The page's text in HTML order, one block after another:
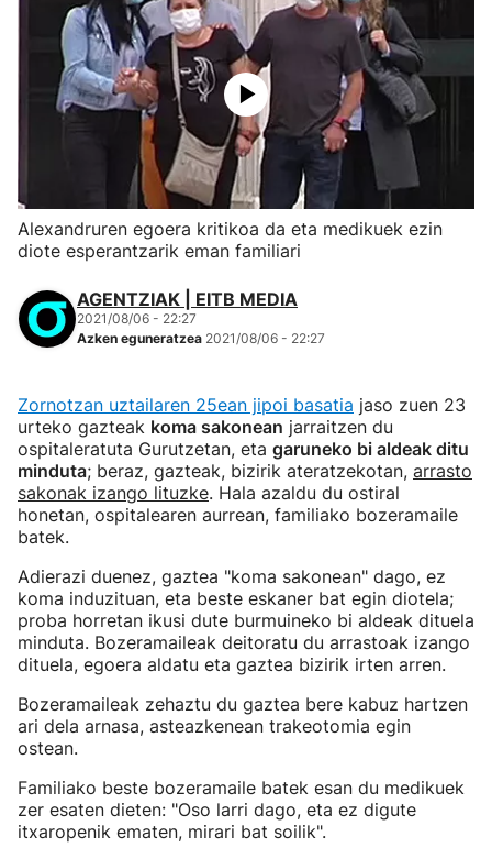
Alexandruren egoera kritikoa da eta medikuek ezin
diote esperantzarik eman familiari
AGENTZIAK | EITB MEDIA
2021/08/06 - 22:27
Azken eguneratzea 2021/08/06 - 22:27
Zornotzan uztailaren 25ean jipoi basatia jaso zuen 23
urteko gazteak koma sakonean jarraitzen du
ospitaleratuta Gurutzetan, eta garuneko bi aldeak ditu
minduta; beraz, gazteak, bizirik ateratzekotan, arrasto
sakonak izango lituzke. Hala azaldu du ostiral
honetan, ospitalearen aurrean, familiako bozeramaile
batek.
Adierazi duenez, gaztea "koma sakonean" dago, ez
koma induzituan, eta beste eskaner bat egin diotela;
proba horretan ikusi dute burmuineko bi aldeak dituela
minduta. Bozeramaileak deitoratu du arrastoak izango
dituela, egoera aldatu eta gaztea bizirik irten arren.
Bozeramaileak zehaztu du gaztea bere kabuz hartzen
ari dela arnasa, asteazkenean trakeotomia egin
ostean.
Familiako beste bozeramaile batek esan du medikuek
zer esaten dieten: "Oso larri dago, eta ez digute
itxaropenik ematen, mirari bat soilik".